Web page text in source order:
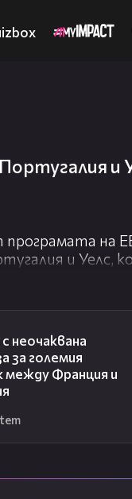
и
на
и Уелс,
така
неочаквана
за големия
между Франция и